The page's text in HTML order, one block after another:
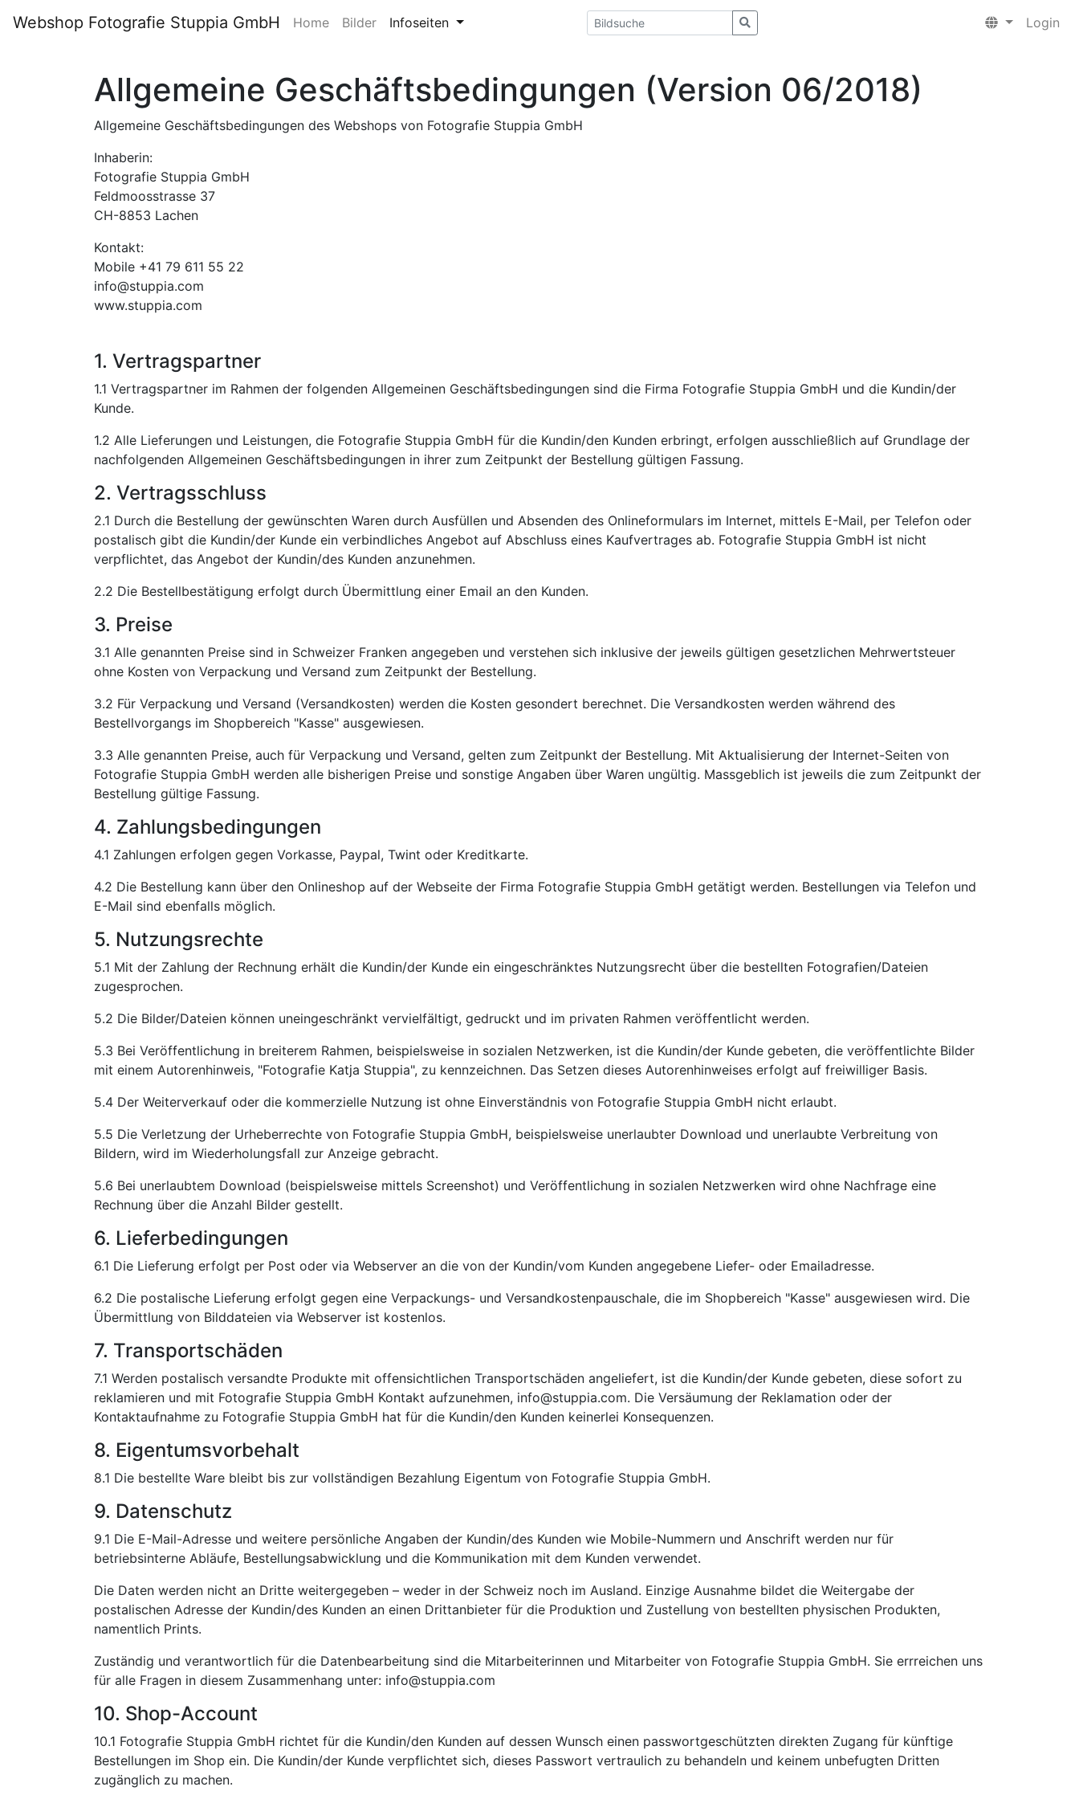
Webshop Fotografie Stuppia GmbH Home Bilder Infoseiten Login
Allgemeine Geschäftsbedingungen (Version 06/2018)
Allgemeine Geschäftsbedingungen des Webshops von Fotografie Stuppia GmbH
Inhaberin:
Fotografie Stuppia GmbH
Feldmoosstrasse 37
CH-8853 Lachen
Kontakt:
Mobile +41 79 611 55 22
info@stuppia.com
www.stuppia.com
1. Vertragspartner
1.1 Vertragspartner im Rahmen der folgenden Allgemeinen Geschäftsbedingungen sind die Firma Fotografie Stuppia GmbH und die Kundin/der
Kunde.
1.2 Alle Lieferungen und Leistungen, die Fotografie Stuppia GmbH für die Kundin/den Kunden erbringt, erfolgen ausschließlich auf Grundlage der
nachfolgenden Allgemeinen Geschäftsbedingungen in ihrer zum Zeitpunkt der Bestellung gültigen Fassung.
2. Vertragsschluss
2.1 Durch die Bestellung der gewünschten Waren durch Ausfüllen und Absenden des Onlineformulars im Internet, mittels E-Mail, per Telefon oder
postalisch gibt die Kundin/der Kunde ein verbindliches Angebot auf Abschluss eines Kaufvertrages ab. Fotografie Stuppia GmbH ist nicht
verpflichtet, das Angebot der Kundin/des Kunden anzunehmen.
2.2 Die Bestellbestätigung erfolgt durch Übermittlung einer Email an den Kunden.
3. Preise
3.1 Alle genannten Preise sind in Schweizer Franken angegeben und verstehen sich inklusive der jeweils gültigen gesetzlichen Mehrwertsteuer
ohne Kosten von Verpackung und Versand zum Zeitpunkt der Bestellung.
3.2 Für Verpackung und Versand (Versandkosten) werden die Kosten gesondert berechnet. Die Versandkosten werden während des
Bestellvorgangs im Shopbereich "Kasse" ausgewiesen.
3.3 Alle genannten Preise, auch für Verpackung und Versand, gelten zum Zeitpunkt der Bestellung. Mit Aktualisierung der Internet-Seiten von
Fotografie Stuppia GmbH werden alle bisherigen Preise und sonstige Angaben über Waren ungültig. Massgeblich ist jeweils die zum Zeitpunkt der
Bestellung gültige Fassung.
4. Zahlungsbedingungen
4.1 Zahlungen erfolgen gegen Vorkasse, Paypal, Twint oder Kreditkarte.
4.2 Die Bestellung kann über den Onlineshop auf der Webseite der Firma Fotografie Stuppia GmbH getätigt werden. Bestellungen via Telefon und
E-Mail sind ebenfalls möglich.
5. Nutzungsrechte
5.1 Mit der Zahlung der Rechnung erhält die Kundin/der Kunde ein eingeschränktes Nutzungsrecht über die bestellten Fotografien/Dateien
zugesprochen.
5.2 Die Bilder/Dateien können uneingeschränkt vervielfältigt, gedruckt und im privaten Rahmen veröffentlicht werden.
5.3 Bei Veröffentlichung in breiterem Rahmen, beispielsweise in sozialen Netzwerken, ist die Kundin/der Kunde gebeten, die veröffentlichte Bilder
mit einem Autorenhinweis, "Fotografie Katja Stuppia", zu kennzeichnen. Das Setzen dieses Autorenhinweises erfolgt auf freiwilliger Basis.
5.4 Der Weiterverkauf oder die kommerzielle Nutzung ist ohne Einverständnis von Fotografie Stuppia GmbH nicht erlaubt.
5.5 Die Verletzung der Urheberrechte von Fotografie Stuppia GmbH, beispielsweise unerlaubter Download und unerlaubte Verbreitung von
Bildern, wird im Wiederholungsfall zur Anzeige gebracht.
5.6 Bei unerlaubtem Download (beispielsweise mittels Screenshot) und Veröffentlichung in sozialen Netzwerken wird ohne Nachfrage eine
Rechnung über die Anzahl Bilder gestellt.
6. Lieferbedingungen
6.1 Die Lieferung erfolgt per Post oder via Webserver an die von der Kundin/vom Kunden angegebene Liefer- oder Emailadresse.
6.2 Die postalische Lieferung erfolgt gegen eine Verpackungs- und Versandkostenpauschale, die im Shopbereich "Kasse" ausgewiesen wird. Die
Übermittlung von Bilddateien via Webserver ist kostenlos.
7. Transportschäden
7.1 Werden postalisch versandte Produkte mit offensichtlichen Transportschäden angeliefert, ist die Kundin/der Kunde gebeten, diese sofort zu
reklamieren und mit Fotografie Stuppia GmbH Kontakt aufzunehmen, info@stuppia.com. Die Versäumung der Reklamation oder der
Kontaktaufnahme zu Fotografie Stuppia GmbH hat für die Kundin/den Kunden keinerlei Konsequenzen.
8. Eigentumsvorbehalt
8.1 Die bestellte Ware bleibt bis zur vollständigen Bezahlung Eigentum von Fotografie Stuppia GmbH.
9. Datenschutz
9.1 Die E-Mail-Adresse und weitere persönliche Angaben der Kundin/des Kunden wie Mobile-Nummern und Anschrift werden nur für
betriebsinterne Abläufe, Bestellungsabwicklung und die Kommunikation mit dem Kunden verwendet.
Die Daten werden nicht an Dritte weitergegeben – weder in der Schweiz noch im Ausland. Einzige Ausnahme bildet die Weitergabe der
postalischen Adresse der Kundin/des Kunden an einen Drittanbieter für die Produktion und Zustellung von bestellten physischen Produkten,
namentlich Prints.
Zuständig und verantwortlich für die Datenbearbeitung sind die Mitarbeiterinnen und Mitarbeiter von Fotografie Stuppia GmbH. Sie errreichen uns
für alle Fragen in diesem Zusammenhang unter: info@stuppia.com
10. Shop-Account
10.1 Fotografie Stuppia GmbH richtet für die Kundin/den Kunden auf dessen Wunsch einen passwortgeschützten direkten Zugang für künftige
Bestellungen im Shop ein. Die Kundin/der Kunde verpflichtet sich, dieses Passwort vertraulich zu behandeln und keinem unbefugten Dritten
zugänglich zu machen.